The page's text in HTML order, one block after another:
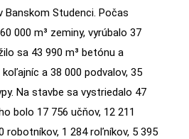
Banskom Studenci. Počas
000 m³ zeminy, vyrúbalo 37
sa 43 990 m³ betónu a
a 38 000 podvalov, 35
Na stavbe sa vystriedalo 47
bolo 17 756 učňov, 12 211
robotníkov, 1 284 roľníkov, 5 395